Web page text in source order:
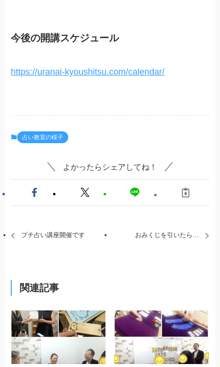
今後の開講スケジュール
https://uranai-kyoushitsu.com/calendar/
占い教室の様子
よかったらシェアしてね！
プチ占い講座開催です おみくじを引いたら…
関連記事